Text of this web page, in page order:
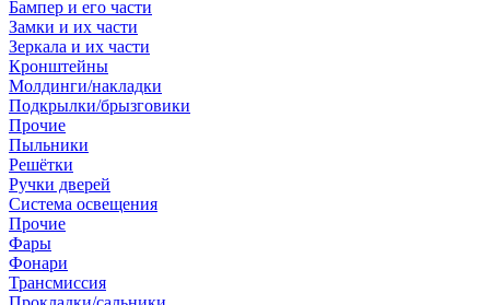
Бампер и его части
Замки и их части
Зеркала и их части
Кронштейны
Молдинги/накладки
Подкрылки/брызговики
Прочие
Пыльники
Решётки
Ручки дверей
Система освещения
Прочие
Фары
Фонари
Трансмиссия